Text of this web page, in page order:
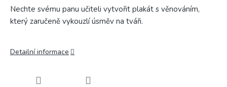
Nechte svému panu učiteli vytvořit plakát s věnováním,
který zaručeně vykouzlí úsměv na tváři.
Detailní informace